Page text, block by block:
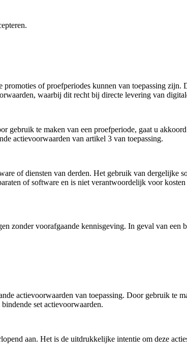
promoties of proefperiodes kunnen van toepassing
waarbij dit recht bij directe levering van
gebruik te maken van een proefperiode, gaat u
actievoorwaarden van artikel 3 van toepassing.
of diensten van derden. Het gebruik van dergelijke
of software en is niet verantwoordelijk voor
zonder voorafgaande kennisgeving. In geval van
actievoorwaarden van toepassing. Door gebruik te
set actievoorwaarden.
aan. Het is de uitdrukkelijke intentie om deze